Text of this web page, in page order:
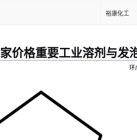
裕康化工
价格重要工业溶剂与发
环